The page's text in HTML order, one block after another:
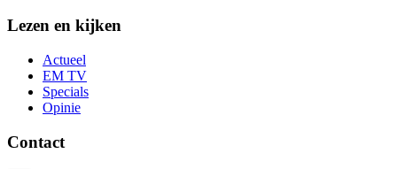
Lezen en kijken
Actueel
EM TV
Specials
Opinie
Contact